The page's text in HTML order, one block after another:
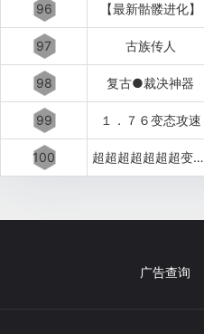
96 【最新骷髅进化】
97 古族传人
98 复古●裁决神器
99 １．７６变态攻速
100 超超超超超超超变变变变
广告查询